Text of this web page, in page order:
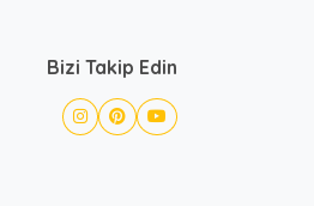
Bizi Takip Edin